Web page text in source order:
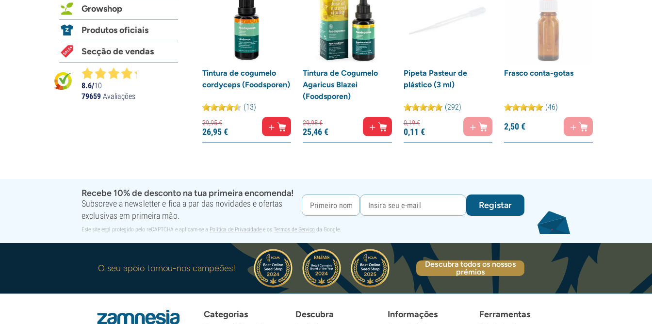
Tintura de cogumelo
cordyceps (Foodsporen)
(13)
29,95€
26,95€
Tintura de Cogumelo
Agaricus Blazei
(Foodsporen)
29,95€
25,46€
Pipeta Pasteur de
plástico (3 ml)
(292)
0,19€
0,11 €
Frasco conta-gotas
(46)
2,50€
Growshop
Produtos oficiais
Secção de vendas
8.6/10
79659 Avaliações
Recebe 10% de desconto na tua primeira encomenda!
Subscreve a newsletter e fica a par das novidades e ofertas
exclusivas em primeira mão.
Registar
Este site está protegido pelo reCAPTCHA e aplicam-se a Política de Privacidade e os Termos de Serviço da Google.
O seu apoio tornou-nos campeões!
Descubra todos os nossos
prémios
Categorias Descubra Informações Ferramentas